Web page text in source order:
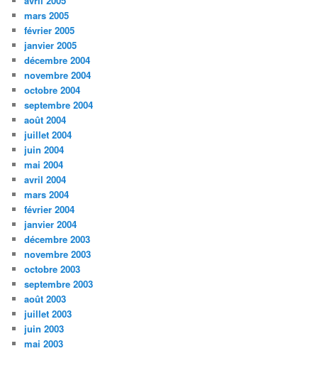
mars 2005
février 2005
janvier 2005
décembre 2004
novembre 2004
octobre 2004
septembre 2004
août 2004
juillet 2004
juin 2004
mai 2004
avril 2004
mars 2004
février 2004
janvier 2004
décembre 2003
novembre 2003
octobre 2003
septembre 2003
août 2003
juillet 2003
juin 2003
mai 2003